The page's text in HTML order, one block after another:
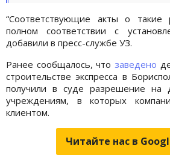
“Соответствующие акты о такие
полном соответствии с
добавили в пресс-службе УЗ.
Ранее сообщалось, что заведено
строительстве экспресса в
получили в суде разрешение на
учреждениям, в которых
клиентом.
Читайте нас в